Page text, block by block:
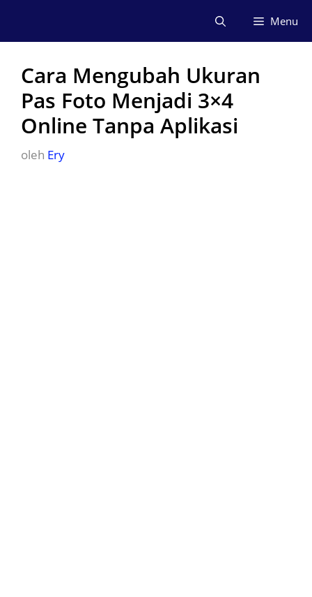
isi
Menu
Cara Mengubah Ukuran
Pas Foto Menjadi 3×4
Online Tanpa Aplikasi
oleh Ery